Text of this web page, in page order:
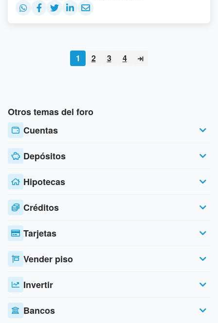
1 2 3 4
Otros temas del foro
Cuentas
Depósitos
Hipotecas
Créditos
Tarjetas
Vender piso
Invertir
Bancos